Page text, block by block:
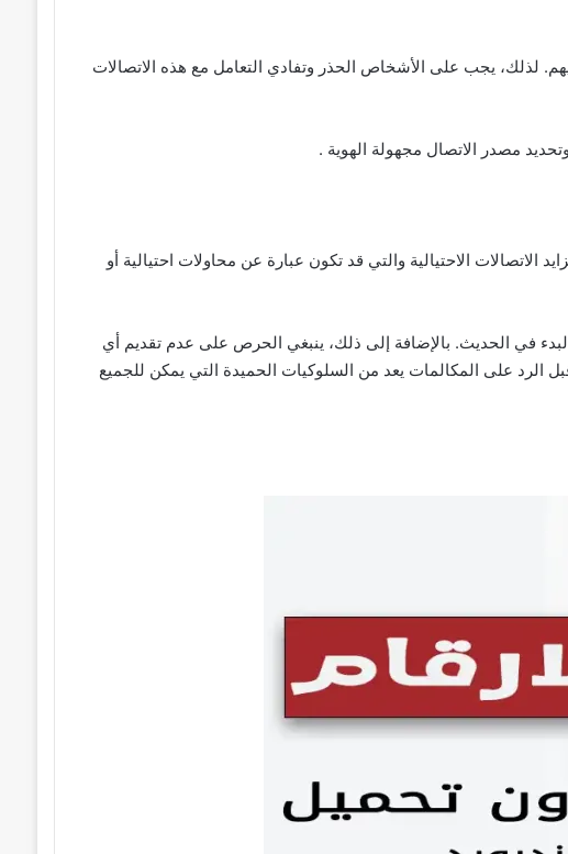
يجب على الأشخاص الحذر وتفادي التعامل مع هذه الاتصالات
مصدر الاتصال مجهولة الهوية .
الاحتيالية والتي قد تكون عبارة عن محاولات احتيالية أو
في الحديث. بالإضافة إلى ذلك، ينبغي الحرص على عدم تقديم أي
الرد على المكالمات يعد من السلوكيات الحميدة التي يمكن للجميع